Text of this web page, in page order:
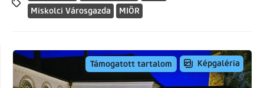
Miskolci Városgazda
MIÖR
Támogatott tartalom Képgaléria